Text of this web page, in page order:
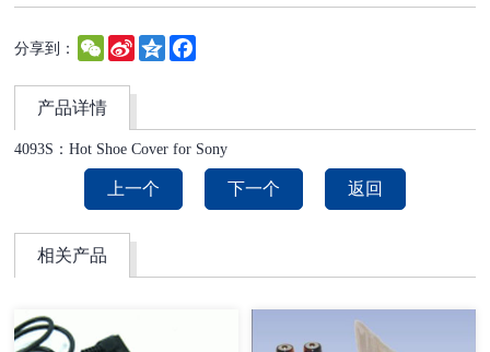
分享到： WeChat
Sina
Weibo
Qzone
产品详情
4093S：Hot Shoe Cover for Sony
上一个 下一个 返回
相关产品